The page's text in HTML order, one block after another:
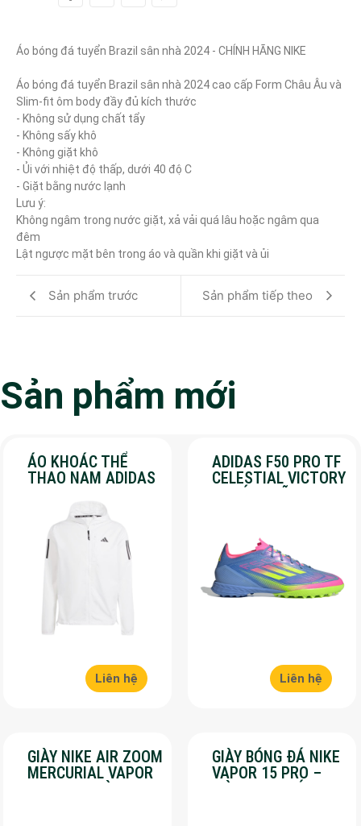
Áo bóng đá tuyển Brazil sân nhà 2024 - CHÍNH HÃNG NIKE
Áo bóng đá tuyển Brazil sân nhà 2024 cao cấp Form Châu Âu và
Slim-fit ôm body đầy đủ kích thước
- Không sử dụng chất tẩy
- Không sấy khô
- Không giặt khô
- Ủi với nhiệt độ thấp, dưới 40 độ C
- Giặt bằng nước lạnh
Lưu ý:
Không ngâm trong nước giặt, xả vải quá lâu hoặc ngâm qua
đêm
Lật ngược mặt bên trong áo và quần khi giặt và ủi
Sản phẩm trước Sản phẩm tiếp theo
Sản phẩm mới
ÁO KHOÁC THỂ
THAO NAM ADIDAS
MÀU TRẮNG
Liên hệ
ADIDAS F50 PRO TF
CELESTIAL VICTORY
– CHÍNH HÃNG –
Liên hệ
GIÀY NIKE AIR ZOOM
MERCURIAL VAPOR
16 PRO – MÀU
GIÀY BÓNG ĐÁ NIKE
VAPOR 15 PRO –
MÀU XANH LÁ –